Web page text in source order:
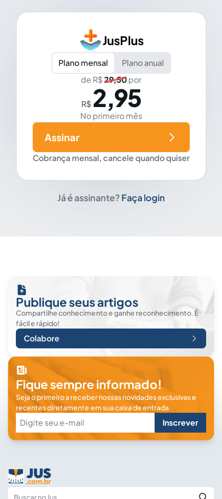
JusPlus
Plano mensal
Plano anual
de R$29,50por
R$ 2,95
No primeiro mês
Cobrança mensal, cancele quando quiser
Assinar
Já é assinante? Faça login
Publique seus artigos
Compartilhe conhecimento e ganhe reconhecimento. É
fácil e rápido!
Colabore
Fique sempre informado!
Seja o primeiro a receber nossas novidades exclusivas e
recentes diretamente em sua caixa de entrada.
Inscrever